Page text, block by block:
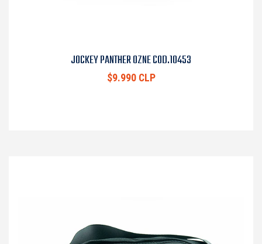
JOCKEY PANTHER OZNE COD.10453
$9.990 CLP